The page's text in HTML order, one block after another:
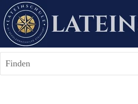
Finden